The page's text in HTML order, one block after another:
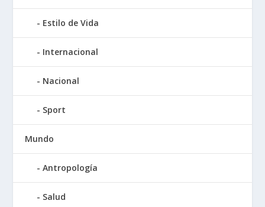
Estilo de Vida
Internacional
Nacional
Sport
Mundo
Antropología
Salud